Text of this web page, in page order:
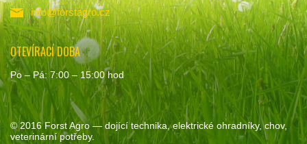
info@forstagro.cz
OTEVÍRACÍ DOBA
Po – Pá: 7:00 – 15:00 hod
© 2016Forst Agro— dojící technika, elektrické ohradníky, chov,
veterinární potřeby.